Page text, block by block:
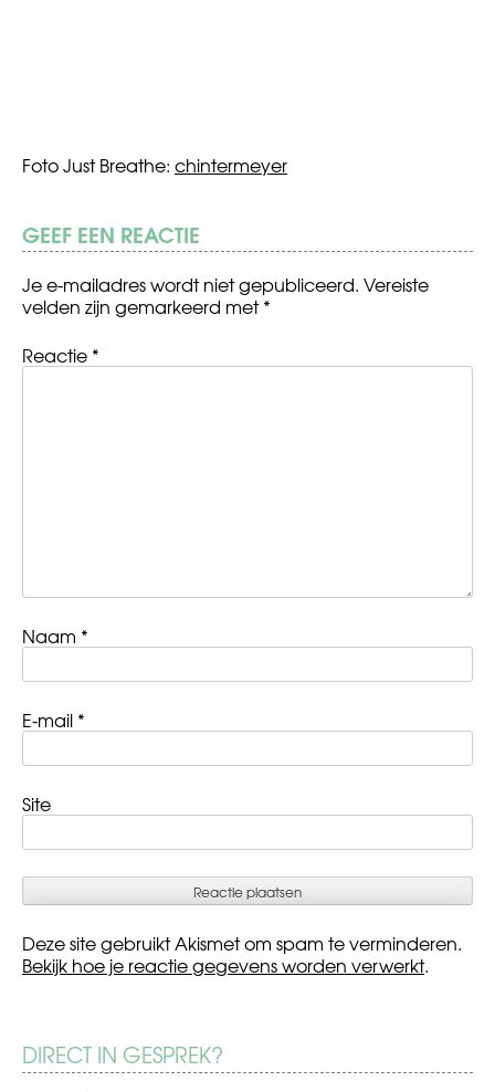
Foto Just Breathe: chintermeyer
GEEF EEN REACTIE
Je e-mailadres wordt niet gepubliceerd. Vereiste
velden zijn gemarkeerd met*
Reactie *
Naam *
E-mail *
Site
Deze site gebruikt Akismet om spam te verminderen.
Bekijk hoe je reactie gegevens worden verwerkt.
DIRECT IN GESPREK?